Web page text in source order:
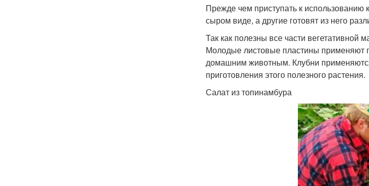
Прежде чем приступать к
сыром виде, а другие готовят из него
Так как полезны все части вегетативной
Молодые листовые пластины применяют
домашним животным. Клубни
приготовления этого полезного растения.
Салат из топинамбура